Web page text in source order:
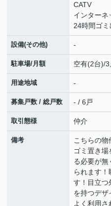
CATV
インターネ
24時間ゴ
設備(その他) -
駐車場/月額 空有(2台)/
用途地域 -
募集戸数 / 総戸数 - / 6戸
取引態様 仲介
備考
こちらの物
ゴミ置き場
る必要が無
られます
す！目立つ
を持つデザ
よく利用